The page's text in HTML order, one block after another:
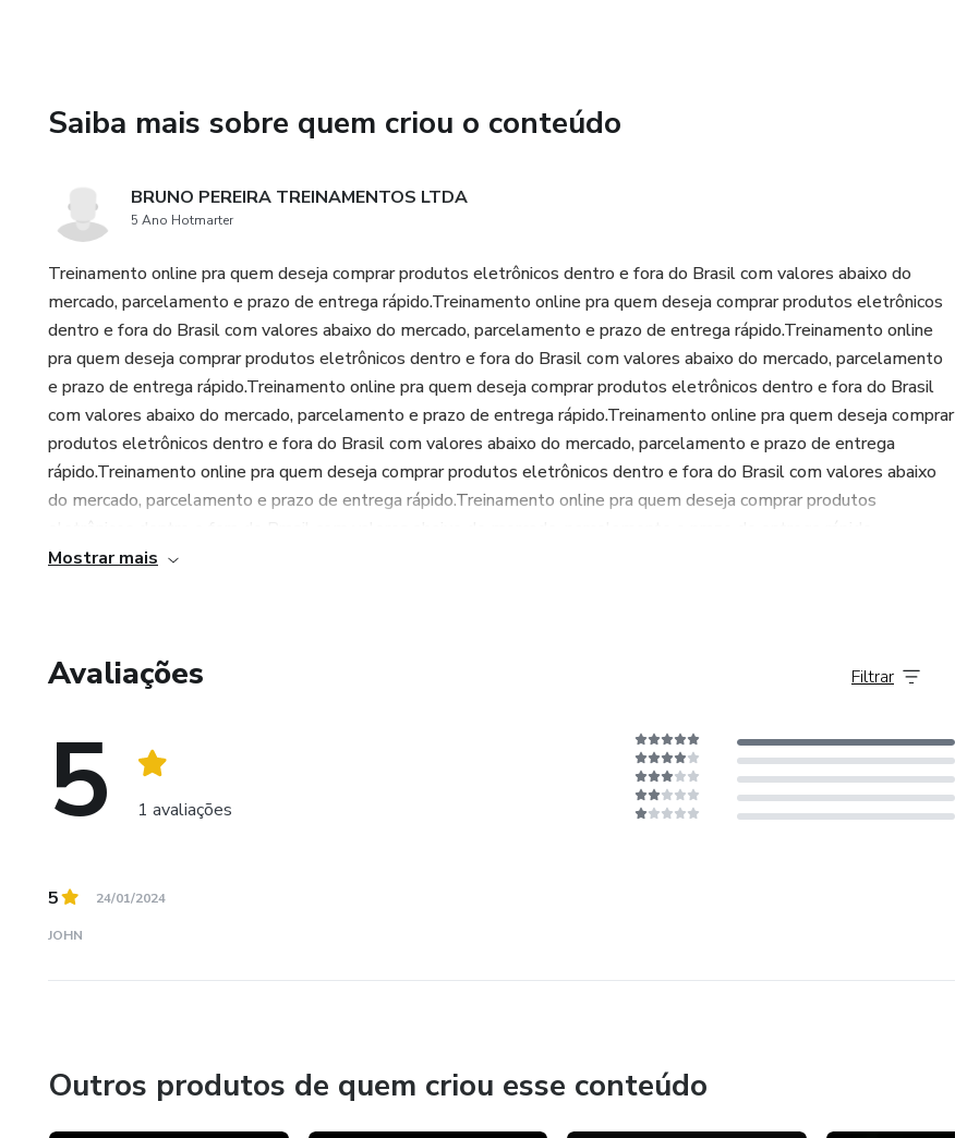
Saiba mais sobre quem criou o conteúdo
BRUNO PEREIRA TREINAMENTOS LTDA
5 Ano Hotmarter
Treinamento online pra quem deseja comprar produtos eletrônicos dentro e fora do Brasil com valores abaixo do
mercado, parcelamento e prazo de entrega rápido.Treinamento online pra quem deseja comprar produtos eletrônicos
dentro e fora do Brasil com valores abaixo do mercado, parcelamento e prazo de entrega rápido.Treinamento online
pra quem deseja comprar produtos eletrônicos dentro e fora do Brasil com valores abaixo do mercado, parcelamento
e prazo de entrega rápido.Treinamento online pra quem deseja comprar produtos eletrônicos dentro e fora do Brasil
com valores abaixo do mercado, parcelamento e prazo de entrega rápido.Treinamento online pra quem deseja comprar
produtos eletrônicos dentro e fora do Brasil com valores abaixo do mercado, parcelamento e prazo de entrega
rápido.Treinamento online pra quem deseja comprar produtos eletrônicos dentro e fora do Brasil com valores abaixo
do mercado, parcelamento e prazo de entrega rápido.Treinamento online pra quem deseja comprar produtos
Mostrar mais
Avaliações
5 1 avaliações
Filtrar
5 24/01/2024
JOHN
Outros produtos de quem criou esse conteúdo